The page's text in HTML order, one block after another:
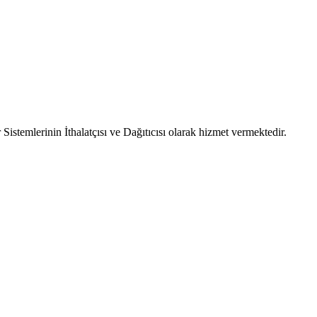
İthalatçısı ve Dağıtıcısı olarak hizmet vermektedir.